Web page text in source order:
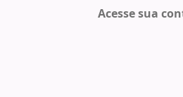
Acesse sua